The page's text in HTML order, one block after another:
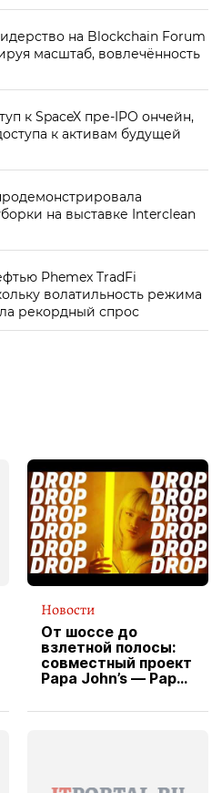
на Blockchain Forum
масштаб, вовлечённость
к SpaceX пре-IPO ончейн,
к активам будущей
на выставке Interclean
Phemex TradFi
волатильность режима
рекордный спрос
Новости
От шоссе до
взлетной полосы:
совместный проект
Papa John’s — Papa
вводит